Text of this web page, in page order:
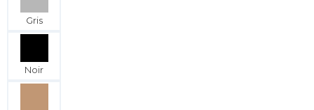
Gris
Noir